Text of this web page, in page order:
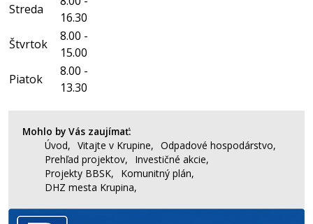
Streda
16.30
Štvrtok
8.00 -
15.00
Piatok
8.00 -
13.30
Mohlo by Vás zaujímať:
Úvod, Vitajte v Krupine, Odpadové hospodárstvo,
Prehľad projektov,
Investičné akcie,
Projekty BBSK,
Komunitný plán,
DHZ mesta Krupina,